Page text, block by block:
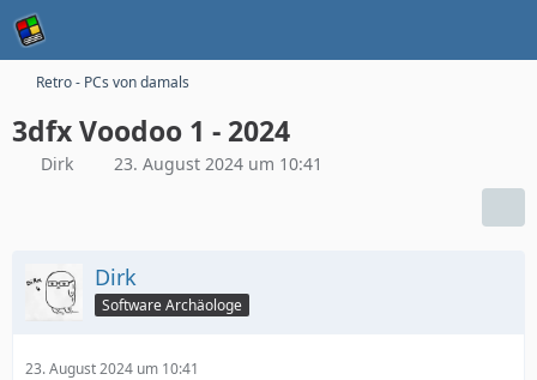
Retro - PCs von damals
3dfx Voodoo 1 - 2024
Dirk 23. August 2024 um 10:41
Dirk
Software Archäologe
23. August 2024 um 10:41